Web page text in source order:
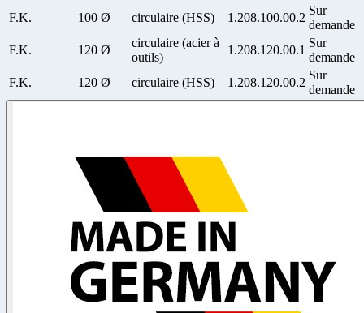
F.K.
100 Ø circulaire (HSS) 1.208.100.00.2
Sur
demande
F.K.
120 Ø
circulaire (acier à
outils)
1.208.120.00.1
Sur
demande
F.K.
120 Ø circulaire (HSS) 1.208.120.00.2
Sur
demande